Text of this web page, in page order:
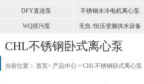
心泵
DFY直连泵 不锈钢水冷电机离心泵
WQ排污泵 无负 /恒压变频供水设备
CHL不锈钢卧式离心泵
当前位置： 首页> 产品中心 > CHL不锈钢卧式离心泵